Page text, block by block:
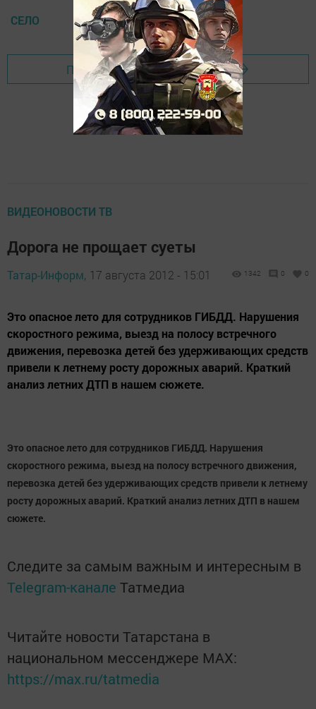
СЕЛО
Перейти на страницу новости
ВИДЕОНОВОСТИ ТВ
Дорога не прощает суеты
Татар-Информ, 17 августа 2012 - 15:01 1342 0 0
Это опасное лето для сотрудников ГИБДД. Нарушения
скоростного режима, выезд на полосу встречного
движения, перевозка детей без удерживающих средств
привели к летнему росту дорожных аварий. Краткий
анализ летних ДТП в нашем сюжете.
Это опасное лето для сотрудников ГИБДД. Нарушения
скоростного режима, выезд на полосу встречного движения,
перевозка детей без удерживающих средств привели к летнему
росту дорожных аварий. Краткий анализ летних ДТП в нашем
сюжете.
Следите за самым важным и интересным в
Telegram-канале Татмедиа
Читайте новости Татарстана в
национальном мессенджере MАХ:
https://max.ru/tatmedia